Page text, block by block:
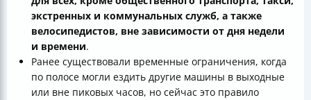
экстренных и коммунальных служб, а также
велосипедистов, вне зависимости от дня недели
и времени.
Ранее существовали временные ограничения, когда
по полосе могли ездить другие машины в выходные
или вне пиковых часов, но сейчас это правило